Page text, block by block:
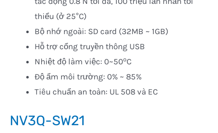
thiểu (ở 25°C)
Bộ nhớ ngoài: SD card (32MB ~ 1GB)
Hỗ trợ cổng truyền thông USB
Nhiệt độ làm việc: 0~50oC
Độ ẩm môi trường: 0% ~ 85%
Tiêu chuẩn an toàn: UL 508 và EC
NV3Q-SW21